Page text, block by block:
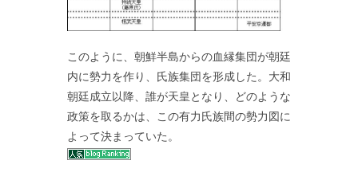
このように、朝鮮半島からの血縁集団が朝廷
内に勢力を作り、氏族集団を形成した。大和
朝廷成立以降、誰が天皇となり、どのような
政策を取るかは、この有力氏族間の勢力図に
よって決まっていた。